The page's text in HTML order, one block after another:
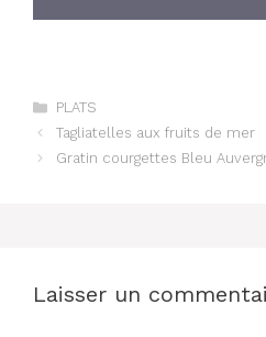
Catégories
PLATS
Tagliatelles aux fruits de mer
Gratin courgettes Bleu
Laisser un